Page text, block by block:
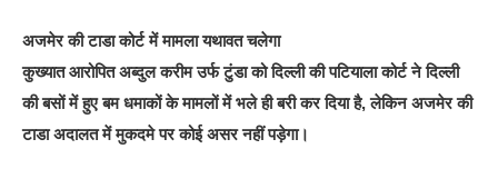
अजमेर की टाडा कोर्ट में मामला यथावत चलेगा
कुख्यात आरोपित अब्दुल करीम उर्फ टुंडा को दिल्ली की पटियाला कोर्ट ने दिल्ली
की बसों में हुए बम धमाकों के मामलों में भले ही बरी कर दिया है, लेकिन अजमेर की
टाडा अदालत में मुकदमे पर कोई असर नहीं पड़ेगा।